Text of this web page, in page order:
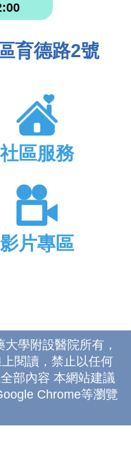
育德路2號
社區服務
影片專區
學附設醫院所有，
閱讀，禁止以任何
部內容 本網站建議
Chrome等瀏覽